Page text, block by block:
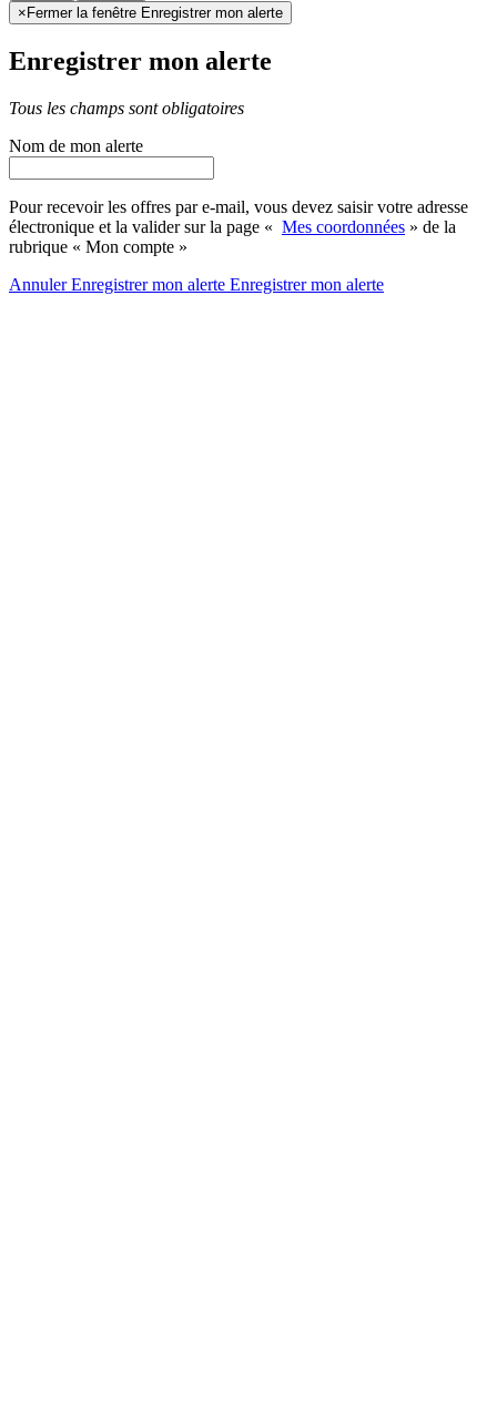
× Fermer la fenêtre Enregistrer mon alerte
Enregistrer mon alerte
Tous les champs sont obligatoires
Nom de mon alerte
Pour recevoir les offres par e-mail, vous devez saisir votre adresse
électronique et la valider sur la page « Mes coordonnées » de la
rubrique « Mon compte »
AnnulerEnregistrer mon alerte Enregistrermon alerte